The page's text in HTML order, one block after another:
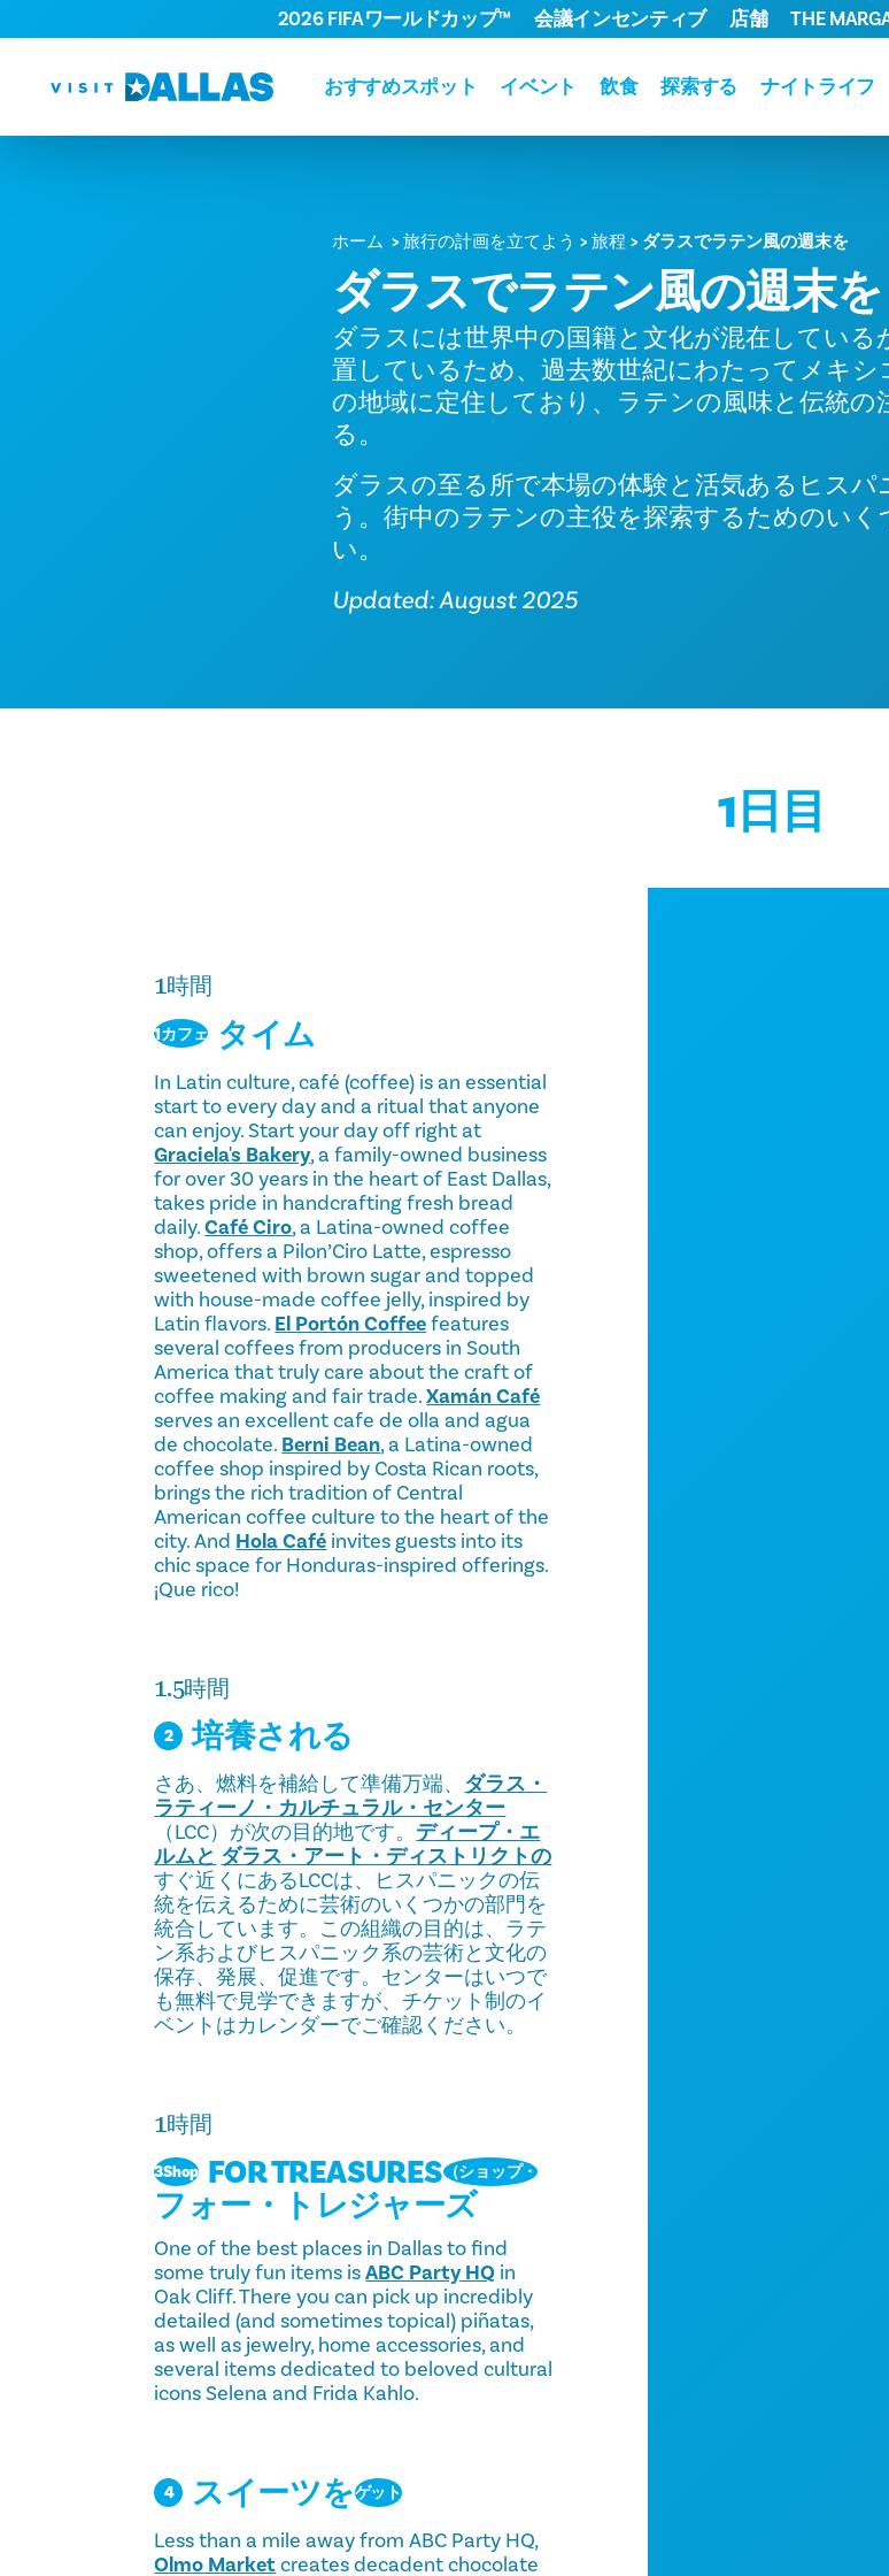
コンテンツへスキップ
おすすめスポット イベント 飲食 探索する ナイトライフ
2026 FIFAワールドカップ™ 会議インセンティブ 店舗 THE
ホーム 旅行の計画を立てよう 旅程 ダラスでラテン風の週末を
ダラスでラテン風の週末を
ダラスには世界中の国籍と文化が混在してい
置しているため、過去数世紀にわたってメキシ
の地域に定住しており、ラテンの風味と伝統の
る。
ダラスの至る所で本場の体験と活気あるヒスパ
う。街中のラテンの主役を探索するためのい
い。
Updated: August 2025
1日目
1時間
1カフェ タイム
In Latin culture, café (coffee) is an essential
start to every day and a ritual that anyone
can enjoy. Start your day off right at
Graciela's Bakery, a family-owned business
for over 30 years in the heart of East Dallas,
takes pride in handcrafting fresh bread
daily.Café Ciro, a Latina-owned coffee
shop, offers a Pilon’Ciro Latte, espresso
sweetened with brown sugar and topped
with house-made coffee jelly, inspired by
Latin flavors. El Portón Coffeefeatures
several coffees from producers in South
America that truly care about the craft of
coffee making and fair trade.Xamán Café
serves an excellent cafe de olla and agua
de chocolate. Berni Bean, a Latina-owned
coffee shop inspired by Costa Rican roots,
brings the rich tradition of Central
American coffee culture to the heart of the
city. And Hola Café invites guests into its
chic space for Honduras-inspired offerings.
¡Que rico!
1.5時間
2 培養される
さあ、燃料を補給して準備万端、 ダラス・
ラティーノ・カルチュラル・センター
（LCC）が次の目的地です。 ディープ・エ
ルムと ダラス・アート・ディストリクトの
すぐ近くにあるLCCは、ヒスパニックの伝
統を伝えるために芸術のいくつかの部門を
統合しています。この組織の目的は、ラテ
ン系およびヒスパニック系の芸術と文化の
保存、発展、促進です。センターはいつで
も無料で見学できますが、チケット制のイ
ベントはカレンダーでご確認ください。
1時間
3Shop FOR TREASURES（ショップ・
フォー・トレジャーズ
One of the best places in Dallas to find
some truly fun items isABC Party HQ in
Oak Cliff. There you can pick up incredibly
detailed (and sometimes topical) piñatas,
as well as jewelry, home accessories, and
several items dedicated to beloved cultural
icons Selena and Frida Kahlo.
4 スイーツをゲット
Less than a mile away from ABC Party HQ,
Olmo Marketcreates decadent chocolate